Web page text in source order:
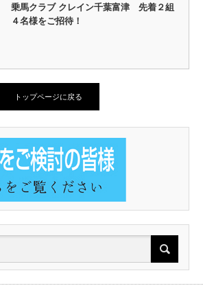
乗馬クラブ クレイン千葉富津 先着２組
４名様をご招待！
トップページに戻る